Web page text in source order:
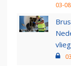
03-